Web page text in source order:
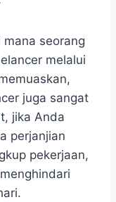
seorang
melalui
juga sangat
jika Anda
perjanjian
pekerjaan,